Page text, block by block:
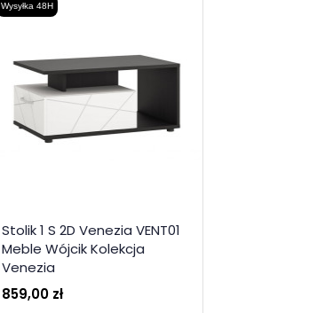
Wysyłka 48H
Stolik 1 S 2D Venezia VENT01
Meble Wójcik Kolekcja
Venezia
859,00 zł